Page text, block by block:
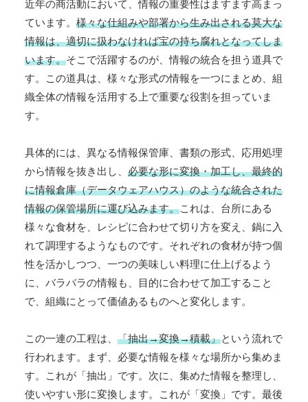
近年の商活動において、情報の重要性はますます高まっ
ています。 様々な仕組みや部署から生み出される莫大な
情報は、適切に扱わなければ宝の持ち腐れとなってしま
います。そこで活躍するのが、情報の統合を担う道具で
す。この道具は、様々な形式の情報を一つにまとめ、組
織全体の情報を活用する上で重要な役割を担っていま
す。
具体的には、異なる情報保管庫、書類の形式、応用処理
から情報を抜き出し、 必要な形に変換・加工し、最終的
に情報倉庫（データウェアハウス）のような統合された
情報の保管場所に運び込みます。これは、台所にある
様々な食材を、レシピに合わせて切り方を変え、鍋に入
れて調理するようなものです。それぞれの食材が持つ個
性を活かしつつ、一つの美味しい料理に仕上げるよう
に、バラバラの情報も、目的に合わせて加工すること
で、組織にとって価値あるものへと変化します。
この一連の工程は、 「抽出→変換→積載」という流れで
行われます。まず、必要な情報を様々な場所から集めま
す。これが「抽出」です。次に、集めた情報を整理し、
使いやすい形に変換します。これが「変換」です。最後